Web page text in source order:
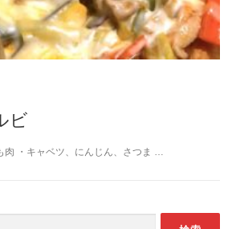
ビ
肉 ・キャベツ、にんじん、さつま …